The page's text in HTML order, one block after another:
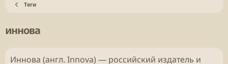
Теги
иннова
Иннова (англ. Innova) — российский издатель и